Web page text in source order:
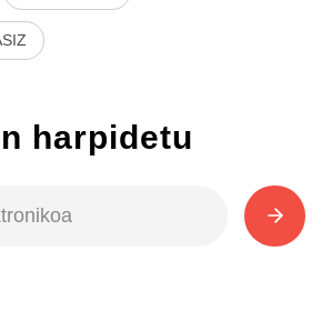
harpidetu